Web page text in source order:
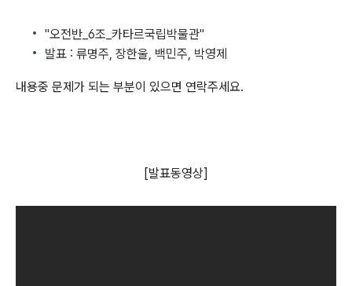
"오전반_6조_카타르국립박물관"
발표 : 류명주, 장한울, 백민주, 박영제
내용중 문제가 되는 부분이 있으면 연락주세요.
[발표동영상]